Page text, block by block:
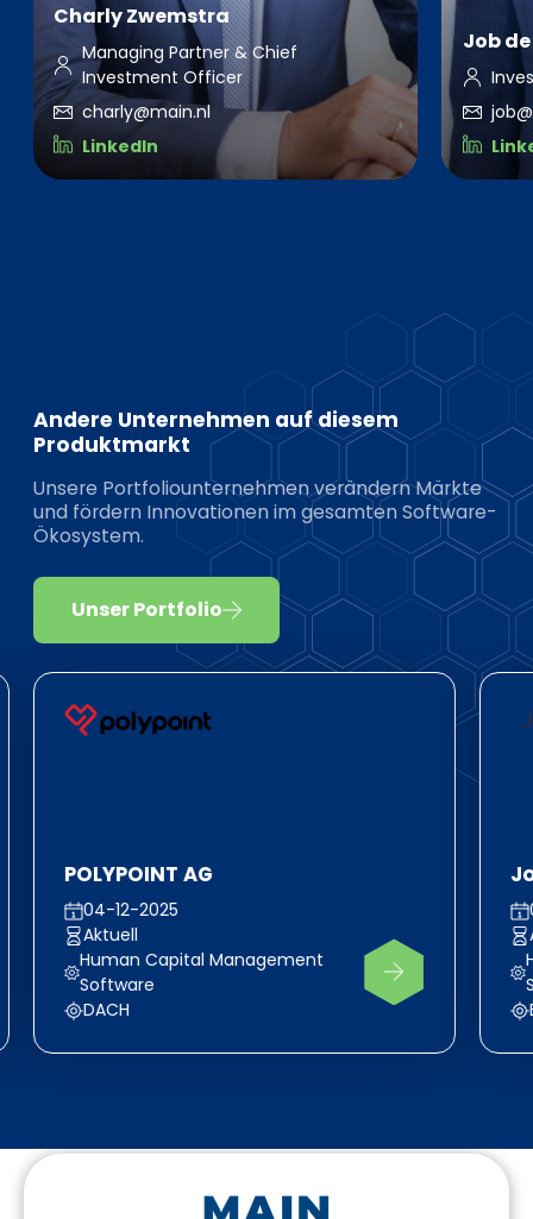
Charly Zwemstra
Managing Partner & Chief
Investment Officer
charly@main.nl
LinkedIn
Job
Andere Unternehmen auf diesem
Produktmarkt
Unsere Portfoliounternehmen verändern Märkte
und fördern Innovationen im gesamten Software-
Ökosystem.
Unser Portfolio
POLYPOINT AG
04-12-2025
Aktuell
Human Capital Management
Software
DACH